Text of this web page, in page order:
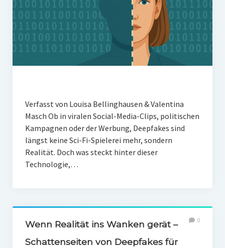
Infografik-Themengarten
Künstliche Intelligenz
17 Ziele
Vom Trend zur Tonne
Verfasst von Louisa Bellinghausen & Valentina
Masch Ob in viralen Social-Media-Clips, politischen
Kampagnen oder der Werbung, Deepfakes sind
längst keine Sci-Fi-Spielerei mehr, sondern
Realität. Doch was steckt hinter dieser
Technologie,…
Wenn Realität ins Wanken gerät –
Schattenseiten von Deepfakes für
0